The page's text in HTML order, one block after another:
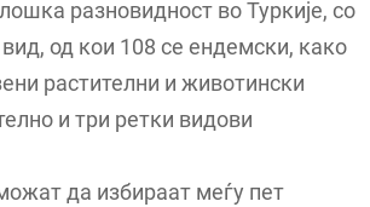
разновидност во Туркије, со
од кои 108 се ендемски, како
растителни и животински
и три ретки видови
да избираат меѓу пет